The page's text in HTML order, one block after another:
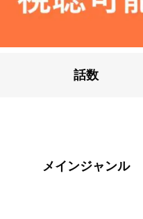
話数
メインジャンル